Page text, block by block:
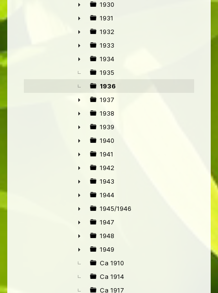
►
1930
►
1931
►
1932
►
1933
►
1934
1935
1936
►
1937
►
1938
►
1939
►
1940
►
1941
►
1942
►
1943
►
1944
►
1945/1946
►
1947
►
1948
►
1949
Ca 1910
Ca 1914
Ca 1917